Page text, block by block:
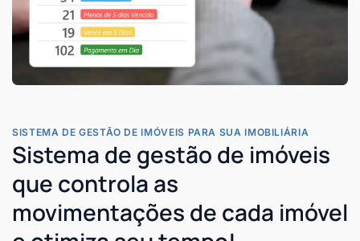
SISTEMA DE GESTÃO DE IMÓVEIS PARA SUA IMOBILIÁRIA
Sistema de gestão de imóveis
que controla as
movimentações de cada imóvel